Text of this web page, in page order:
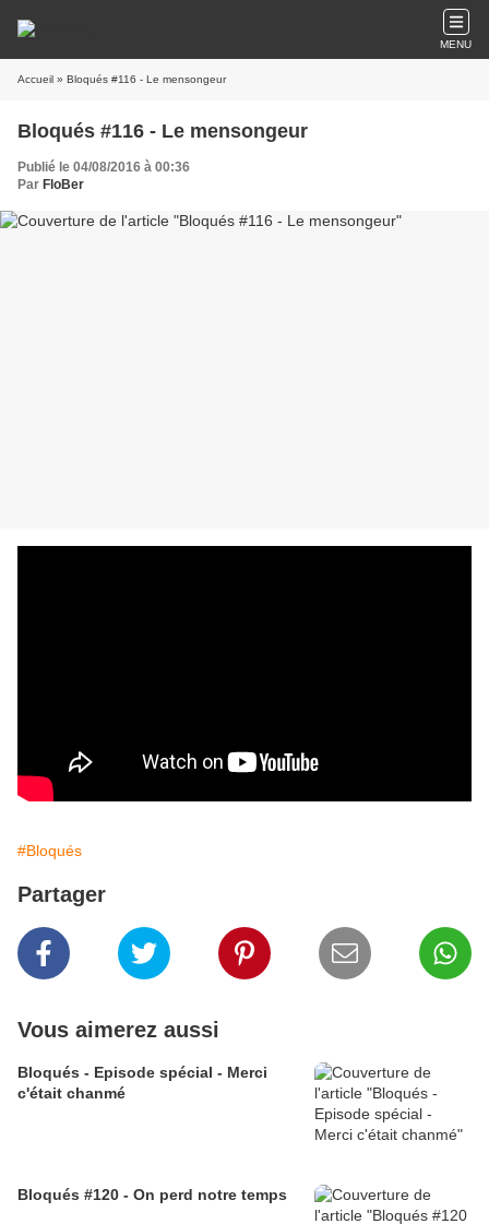
MENU
Accueil » Bloqués #116 - Le mensongeur
Bloqués #116 - Le mensongeur
Publié le 04/08/2016 à 00:36
Par FloBer
#Bloqués
Partager
Vous aimerez aussi
Bloqués - Episode spécial - Merci
c'était chanmé
Bloqués #120 - On perd notre temps